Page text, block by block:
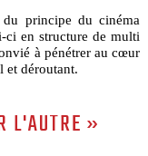
du principe du cinéma
ci en structure de multi
à pénétrer au cœur
et déroutant.
L'AUTRE »